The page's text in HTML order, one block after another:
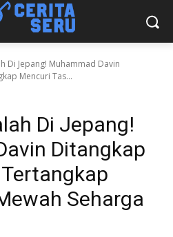
Di Jepang! Muhammad Davin
Mencuri Tas...
Di Jepang!
Ditangkap
Seharga